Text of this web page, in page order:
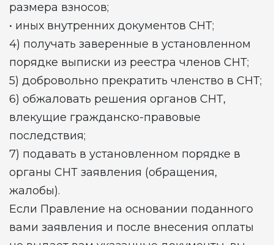
размера взносов;
• иных внутренних документов СНТ;
4) получать заверенные в установленном
порядке выписки из реестра членов СНТ;
5) добровольно прекратить членство в СНТ;
6) обжаловать решения органов СНТ,
влекущие гражданско-правовые
последствия;
7) подавать в установленном порядке в
органы СНТ заявления (обращения,
жалобы).
Если Правление на основании поданного
вами заявления и после внесения оплаты